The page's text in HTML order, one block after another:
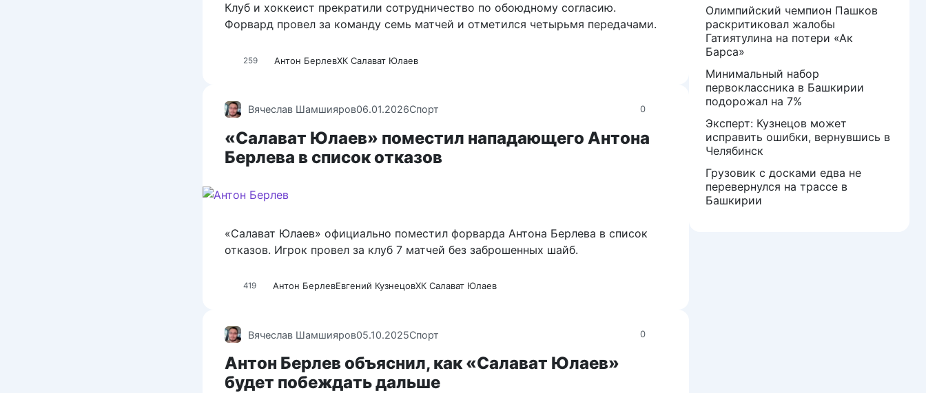
Клуб и хоккеист прекратили сотрудничество по обоюдному согласию.
Форвард провел за команду семь матчей и отметился четырьмя передачами.
259 Антон БерлевХК Салават Юлаев
0
Вячеслав Шамшияров06.01.2026Спорт
«Салават Юлаев» поместил нападающего Антона
Берлева в список отказов
«Салават Юлаев» официально поместил форварда Антона Берлева в список
отказов. Игрок провел за клуб 7 матчей без заброшенных шайб.
419 Антон БерлевЕвгений КузнецовХК Салават Юлаев
0
Вячеслав Шамшияров05.10.2025Спорт
Антон Берлев объяснил, как «Салават Юлаев»
будет побеждать дальше
Олимпийский чемпион Пашков
раскритиковал жалобы
Гатиятулина на потери «Ак
Барса»
Минимальный набор
первоклассника в Башкирии
подорожал на 7%
Эксперт: Кузнецов может
исправить ошибки, вернувшись в
Челябинск
Грузовик с досками едва не
перевернулся на трассе в
Башкирии